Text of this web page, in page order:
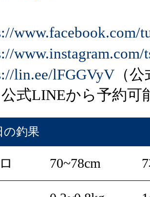
www.facebook.com/
www.instagram.com/
lin.ee/lFGGVyV （
式LINEから予約可
の釣果
70~78cm